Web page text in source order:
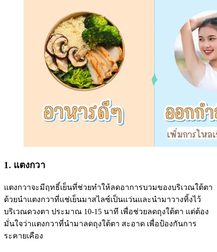
1. แตงกวา
แตงกวาจะมีฤทธิ์เย็นที่ช่วยทำให้ลดอาการบวมของบริเวณใต้ตา
ด้วยนำแตงกวาที่แช่เย็นมาสไลซ์เป็นแว่นและนำมาวางทิ้งไว้
บริเวณดวงตา ประมาณ 10-15 นาที เพื่อช่วยลดถุงใต้ตา แต่ต้อง
มั่นใจว่าแตงกวาที่นำมาลดถุงใต้ตา สะอาด เพื่อป้องกันการ
ระคายเคือง